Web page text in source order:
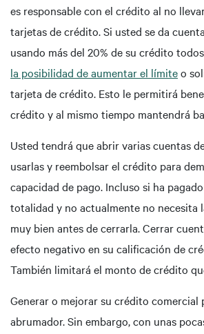
es responsable con el crédito al no
tarjetas de crédito. Si usted se da
usando más del 20% de su crédito
la posibilidad de aumentar el límiteo
tarjeta de crédito. Esto le permitirá
crédito y al mismo tiempo mantendrá
Usted tendrá que abrir varias cuentas
usarlas y reembolsar el crédito para
capacidad de pago. Incluso si ha
totalidad y no actualmente no necesita
muy bien antes de cerrarla. Cerrar
efecto negativo en su calificación de
También limitará el monto de crédito
Generar o mejorar su crédito comercial
abrumador. Sin embargo, con unas